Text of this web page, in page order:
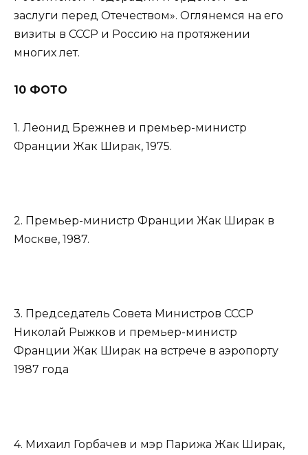
заслуги перед Отечеством». Оглянемся на его
визиты в СССР и Россию на протяжении
многих лет.
10 ФОТО
1. Леонид Брежнев и премьер-министр
Франции Жак Ширак, 1975.
2. Премьер-министр Франции Жак Ширак в
Москве, 1987.
3. Председатель Совета Министров СССР
Николай Рыжков и премьер-министр
Франции Жак Ширак на встрече в аэропорту
1987 года
4. Михаил Горбачев и мэр Парижа Жак Ширак,